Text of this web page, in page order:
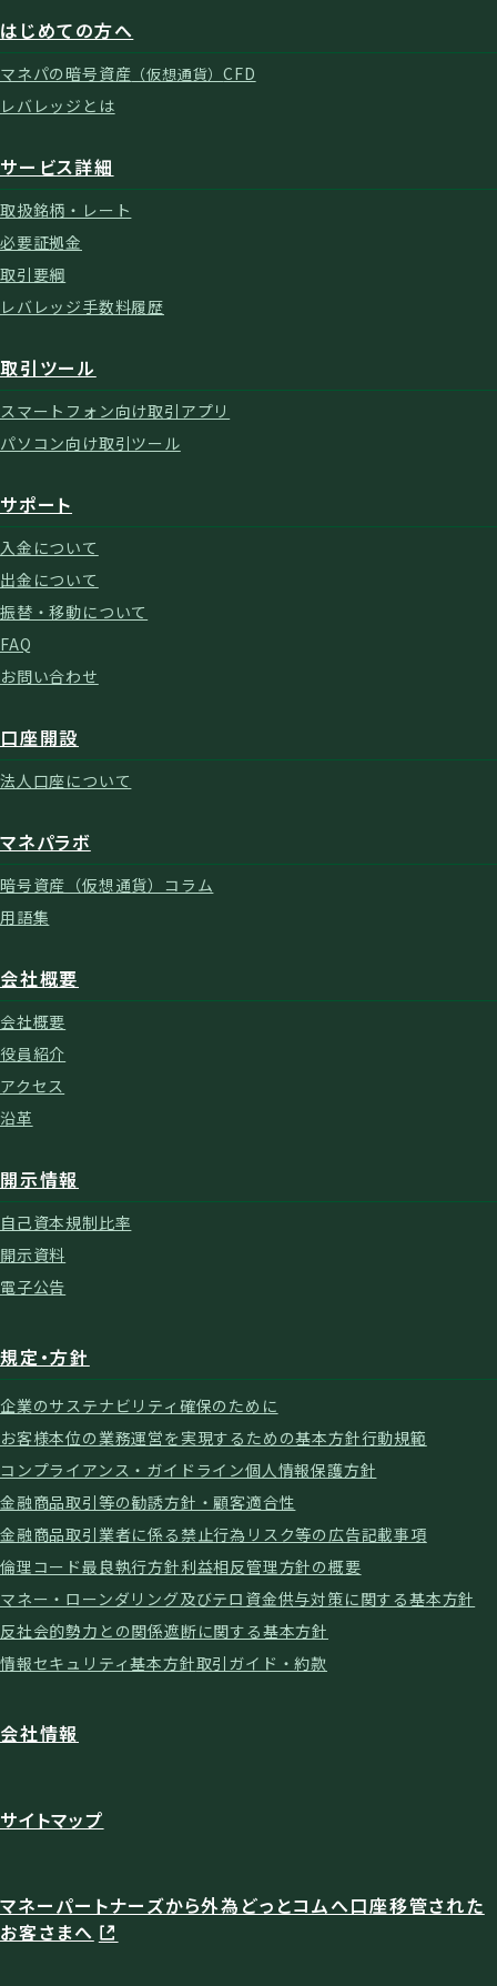
はじめての方へ
マネパの暗号資産 （仮想通貨）CFD
レバレッジとは
サービス詳細
取扱銘柄・レート
必要証拠金
取引要綱
レバレッジ手数料履歴
取引ツール
スマートフォン向け取引アプリ
パソコン向け取引ツール
サポート
入金について
出金について
振替・移動について
FAQ
お問い合わせ
口座開設
法人口座について
マネパラボ
暗号資産（仮想通貨）コラム
用語集
会社概要
会社概要
役員紹介
アクセス
沿革
開示情報
自己資本規制比率
開示資料
電子公告
規定・方針
企業のサステナビリティ確保のために
お客様本位の業務運営を実現するための基本方針行動規範
コンプライアンス・ガイドライン個人情報保護方針
金融商品取引等の勧誘方針・顧客適合性
金融商品取引業者に係る禁止行為 リスク等の広告記載事項
倫理コード最良執行方針利益相反管理方針の概要
マネー・ローンダリング及びテロ資金供与対策に関する基本方針
反社会的勢力との関係遮断に関する基本方針
情報セキュリティ基本方針取引ガイド・約款
会社情報
サイトマップ
マネーパートナーズから外為どっとコムへ口座移管された
お客さまへ